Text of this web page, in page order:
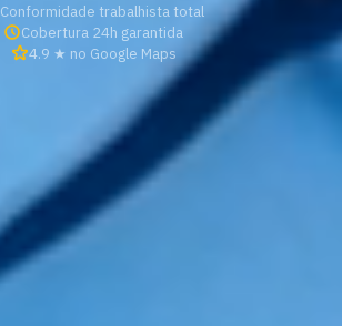
Conformidade trabalhista total
Cobertura 24h garantida
4.9 ★ no Google Maps